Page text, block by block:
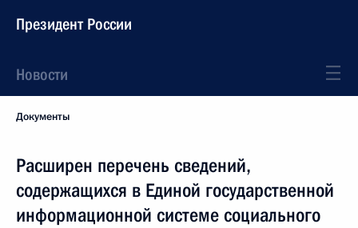
Президент России
Новости
Документы
Расширен перечень сведений,
содержащихся в Единой государственной
информационной системе социального